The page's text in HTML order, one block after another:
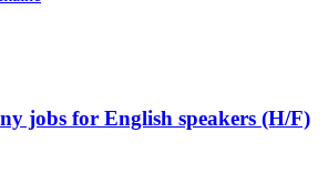
jobs for English speakers (H/F)